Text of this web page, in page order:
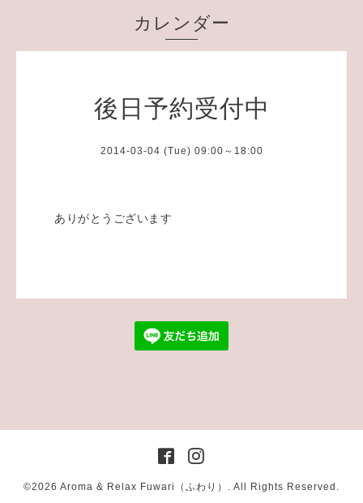
カレンダー
後日予約受付中
2014-03-04 (Tue) 09:00～18:00
ありがとうございます
©2026 Aroma & Relax Fuwari（ふわり） . All Rights Reserved.